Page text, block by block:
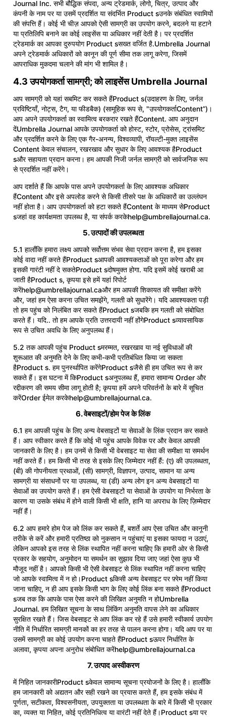
Journal Inc. सभी बौद्धिक संपदा, अन्य ट्रेडमार्क, लोगो, चित्र, उत्पाद और
कंपनी के नाम पर या उसमें प्रदर्शित या संदर्भित Product sउनके संबंधित स्वामियों
की संपत्ति हैं। कोई भी चीज़ आपको ऐसी सामग्री का उपयोग करने, बदलने या हटाने
या प्रतिलिपि बनाने का कोई लाइसेंस या अधिकार नहीं देती है। पर प्रदर्शित
ट्रेडमार्क का आपका दुरुपयोग Product sसख्त वर्जित है.Umbrella Journal
अपने ट्रेडमार्क अधिकारों को कानून की पूर्ण सीमा तक लागू करेगा, जिसमें
आपराधिक मुकदमा चलाने की मांग भी शामिल है।
4.3 उपयोगकर्ता सामग्री; को लाइसेंस Umbrella Journal
आप सामग्री को यहां सबमिट कर सकते हैंProduct s(उदाहरण के लिए, जर्नल
प्रविष्टियाँ, नोट्स, टैग, या फीडबैक) (सामूहिक रूप से, "उपयोगकर्ताContent”)।
आप अपने उपयोगकर्ता का स्वामित्व बरकरार रखते हैंContent. आप अनुदान
देंUmbrella Journal आपके उपयोगकर्ता को होस्ट, स्टोर, प्रोसेस, ट्रांसमिट
और प्रदर्शित करने के लिए एक गैर-अनन्य, विश्वव्यापी, रॉयल्टी-मुक्त लाइसेंस
Content केवल संचालन, रखरखाव और सुधार के लिए आवश्यक हैProduct
sऔर सहायता प्रदान करना। हम आपकी निजी जर्नल सामग्री को सार्वजनिक रूप
से प्रदर्शित नहीं करेंगे।
आप दर्शाते हैं कि आपके पास अपने उपयोगकर्ता के लिए आवश्यक अधिकार
हैंContent और इसे अपलोड करने से किसी तीसरे पक्ष के अधिकारों का उल्लंघन
नहीं होता है। आप उपयोगकर्ता को हटा सकते हैंContent के माध्यम सेProduct
sजहां वह कार्यक्षमता उपलब्ध है, या संपर्क करकेhelp@umbrellajournal.ca.
5. उत्पादों की उपलब्धता
5.1 हालाँकि हमारा लक्ष्य आपको सर्वोत्तम संभव सेवा प्रदान करना है, हम इसका
कोई वादा नहीं करते हैंProduct sआपकी आवश्यकताओं को पूरा करेगा और हम
इसकी गारंटी नहीं दे सकतेProduct sदोषमुक्त होगा. यदि इसमें कोई खराबी आ
जाती हैProduct s, कृपया इसे हमें यहां रिपोर्ट
करेंhelp@umbrellajournal.caऔर हम आपकी शिकायत की समीक्षा करेंगे
और, जहां हम ऐसा करना उचित समझेंगे, गलती को सुधारेंगे। यदि आवश्यकता पड़ी
तो हम पहुंच को निलंबित कर सकते हैंProduct sजबकि हम गलती को संबोधित
करते हैं। यदि.. तो हम आपके प्रति उत्तरदायी नहीं होंगेProduct sव्यावसायिक
रूप से उचित अवधि के लिए अनुपलब्ध हैं।
5.2 तक आपकी पहुंच Product sमरम्मत, रखरखाव या नई सुविधाओं की
शुरूआत की अनुमति देने के लिए कभी-कभी प्रतिबंधित किया जा सकता
हैProduct s. हम पुनर्स्थापित करेंगेProduct sजैसे ही हम उचित रूप से कर
सकते हैं। इस घटना में किProduct sअनुपलब्ध हैं, हमारा सामान्य Order और
रद्दीकरण की समय सीमा लागू होती है; कृपया हमें अपने परिवर्तनों के बारे में सूचित
करेंOrder ईमेल करकेhelp@umbrellajournal.ca.
6. वेबसाइटों/होम पेज के लिंक
6.1 हम आपकी पहुंच के लिए अन्य वेबसाइटों या सेवाओं के लिंक प्रदान कर सकते
हैं। आप स्वीकार करते हैं कि कोई भी पहुंच आपके विवेक पर और केवल आपकी
जानकारी के लिए है। हम उनमें से किसी भी वेबसाइट या सेवा की समीक्षा या समर्थन
नहीं करते हैं। हम किसी भी तरह से इसके लिए जिम्मेदार नहीं हैं: (ए) की उपलब्धता,
(बी) की गोपनीयता प्रथाओं, (सी) सामग्री, विज्ञापन, उत्पाद, सामान या अन्य
सामग्री या संसाधनों पर या उपलब्ध, या (डी) अन्य लोग इन अन्य वेबसाइटों या
सेवाओं का उपयोग करते हैं। हम ऐसी वेबसाइटों या सेवाओं के उपयोग या निर्भरता के
कारण या उसके संबंध में होने वाली किसी भी क्षति, हानि या अपराध के लिए ज़िम्मेदार
नहीं हैं।
6.2 आप हमारे होम पेज को लिंक कर सकते हैं, बशर्ते आप ऐसा उचित और कानूनी
तरीके से करें और हमारी प्रतिष्ठा को नुकसान न पहुंचाएं या इसका फायदा न उठाएं,
लेकिन आपको इस तरह से लिंक स्थापित नहीं करना चाहिए कि हमारी ओर से किसी
प्रकार के सहयोग, अनुमोदन या समर्थन का सुझाव दिया जाए जहां ऐसा कुछ भी
मौजूद नहीं है। आपको किसी भी ऐसी वेबसाइट से लिंक स्थापित नहीं करना चाहिए
जो आपके स्वामित्व में न हो।Product sकिसी अन्य वेबसाइट पर फ़्रेम नहीं किया
जाना चाहिए, न ही आप इसके किसी भाग के लिए कोई लिंक बना सकते हैंProduct
sजब तक कि आपके पास ऐसा करने की लिखित अनुमति न होUmbrella
Journal. हम लिखित सूचना के साथ लिंकिंग अनुमति वापस लेने का अधिकार
सुरक्षित रखते हैं। जिस वेबसाइट से आप लिंक कर रहे हैं उसे हमारी स्वीकार्य उपयोग
नीति में निर्धारित सामग्री मानकों का हर तरह से पालन करना होगा। यदि आप पर या
उसमें सामग्री का कोई उपयोग करना चाहते हैंProduct sऊपर निर्धारित के
अलावा, कृपया अपना अनुरोध संबोधित करेंhelp@umbrellajournal.ca
7. उत्पाद अस्वीकरण
में निहित जानकारीProduct sकेवल सामान्य सूचना प्रयोजनों के लिए है। हालाँकि
हम जानकारी को अद्यतन और सही रखने का प्रयास करते हैं, हम इसके संबंध में
पूर्णता, सटीकता, विश्वसनीयता, उपयुक्तता या उपलब्धता के बारे में किसी भी प्रकार
का, व्यक्त या निहित, कोई प्रतिनिधित्व या वारंटी नहीं देते हैं।Product sया पर